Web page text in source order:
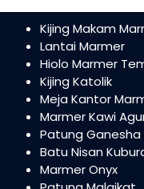
Kijing Makam
Lantai Marmer
Hiolo Marmer
Kijing Katolik
Meja Kantor
Marmer Kawi
Patung Ganesha
Batu Nisan
Marmer Onyx